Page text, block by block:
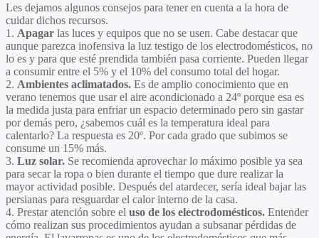
Les dejamos algunos consejos para tener en cuenta a la hora de
cuidar dichos recursos.
1. Apagar las luces y equipos que no se usen. Cabe destacar que
aunque parezca inofensiva la luz testigo de los electrodomésticos, no
lo es y para que esté prendida también pasa corriente. Pueden llegar
a consumir entre el 5% y el 10% del consumo total del hogar.
2. Ambientes aclimatados. Es de amplio conocimiento que en
verano tenemos que usar el aire acondicionado a 24º porque esa es
la medida justa para enfriar un espacio determinado pero sin gastar
por demás pero, ¿sabemos cuál es la temperatura ideal para
calentarlo? La respuesta es 20º. Por cada grado que subimos se
consume un 15% más.
3. Luz solar. Se recomienda aprovechar lo máximo posible ya sea
para secar la ropa o bien durante el tiempo que dure realizar la
mayor actividad posible. Después del atardecer, sería ideal bajar las
persianas para resguardar el calor interno de la casa.
4. Prestar atención sobre el uso de los electrodomésticos. Entender
cómo realizan sus procedimientos ayudan a subsanar pérdidas de